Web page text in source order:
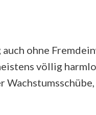
ohne
völlig